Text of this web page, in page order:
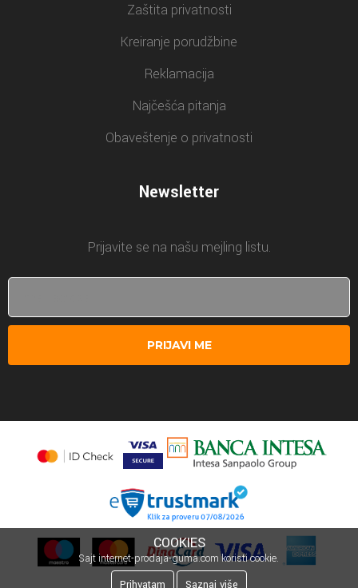
Zaštita privatnosti
Kreiranje porudžbine
Reklamacija
Najčešća pitanja
Obaveštenje o privatnosti
Newsletter
Prijavite se na našu mejling listu.
PRIJAVI ME
COOKIES
Sajt internet-prodaja-guma.com koristi cookie.
Prihvatam
Saznaj više